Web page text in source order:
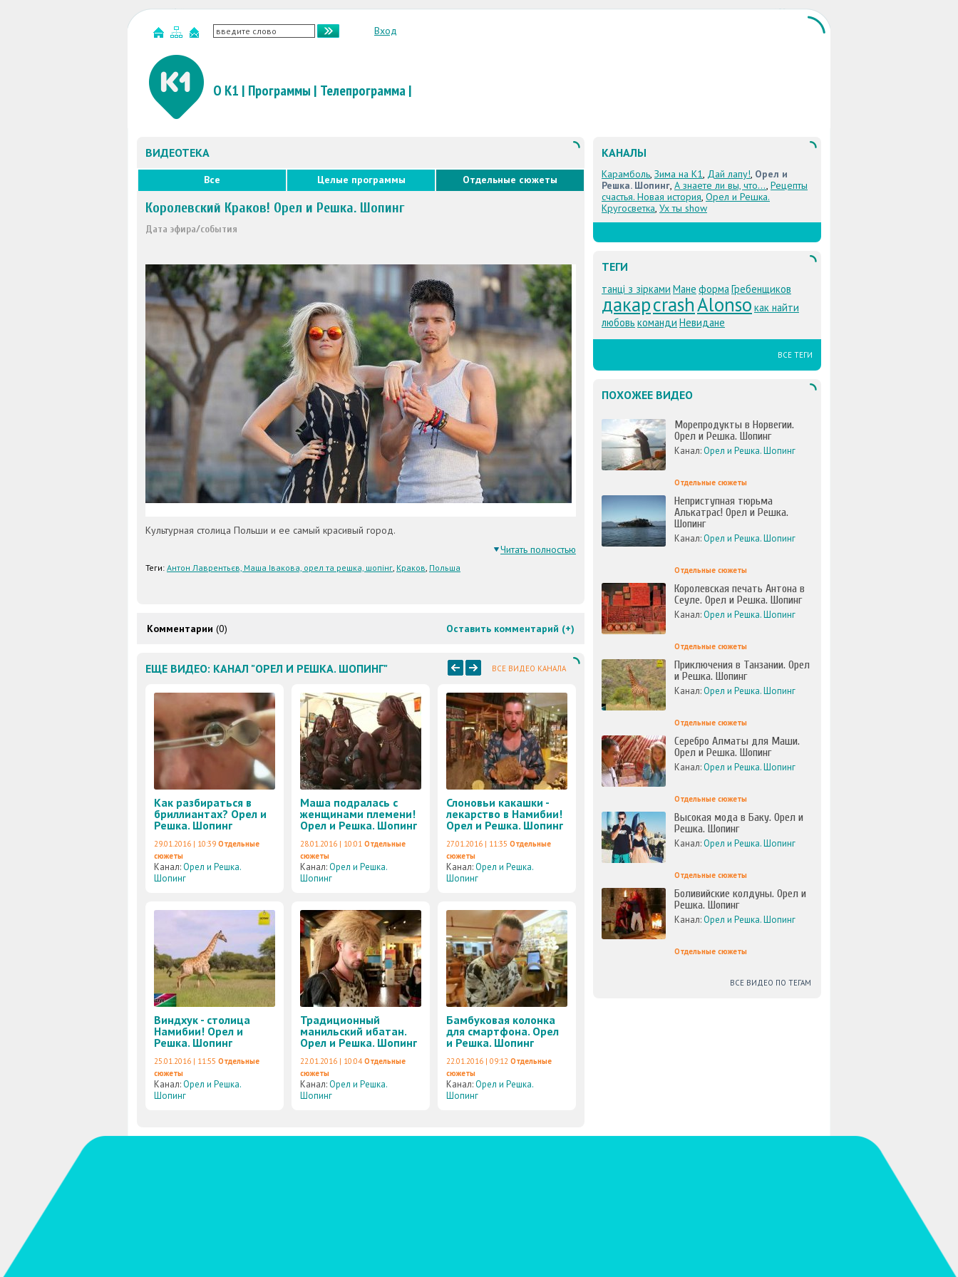
Вход
О К1 | Программы | Телепрограмма|
ВИДЕОТЕКА
Все Целые программы Отдельные сюжеты
Королевский Краков! Орел и Решка. Шопинг
Дата эфира/события
Культурная столица Польши и ее самый красивый город.
Читать полностью
Теги: Антон Лаврентьєв, Маша Івакова, орел та решка, шопінг, Краков, Польша
Оставить комментарий (+)
Комментарии (0)
ВСЕ ВИДЕО КАНАЛА
ЕЩЕ ВИДЕО: КАНАЛ "ОРЕЛ И РЕШКА. ШОПИНГ"
Как разбираться в
бриллиантах? Орел и
Решка. Шопинг
29.01.2016 | 10:39 Отдельные
сюжеты
Канал:Орел и Решка.
Шопинг
Маша подралась с
женщинами племени!
Орел и Решка. Шопинг
28.01.2016 | 10:01 Отдельные
сюжеты
Канал:Орел и Решка.
Шопинг
Слоновьи какашки -
лекарство в Намибии!
Орел и Решка. Шопинг
27.01.2016 | 11:35 Отдельные
сюжеты
Канал:Орел и Решка.
Шопинг
Виндхук - столица
Намибии! Орел и
Решка. Шопинг
25.01.2016 | 11:55 Отдельные
сюжеты
Канал:Орел и Решка.
Шопинг
Традиционный
манильский ибатан.
Орел и Решка. Шопинг
22.01.2016 | 10:04 Отдельные
сюжеты
Канал:Орел и Решка.
Шопинг
Бамбуковая колонка
для смартфона. Орел
и Решка. Шопинг
22.01.2016 | 09:12 Отдельные
сюжеты
Канал:Орел и Решка.
Шопинг
КАНАЛЫ
Карамболь, Зима на К1, Дай лапу!, Орел и
Решка. Шопинг, А знаете ли вы, что..., Рецепты
счастья. Новая история, Орел и Решка.
Кругосветка, Ух ты show
ТЕГИ
танці з зірками Мане формаГребенщиков
дакарcrashAlonso как найти
любовь команди Невидане
ВСЕ ТЕГИ
ПОХОЖЕЕ ВИДЕО
Морепродукты в Норвегии.
Орел и Решка. Шопинг
Канал:Орел и Решка. Шопинг
Отдельные сюжеты
Неприступная тюрьма
Алькатрас! Орел и Решка.
Шопинг
Канал:Орел и Решка. Шопинг
Отдельные сюжеты
Королевская печать Антона в
Сеуле. Орел и Решка. Шопинг
Канал:Орел и Решка. Шопинг
Отдельные сюжеты
Приключения в Танзании. Орел
и Решка. Шопинг
Канал:Орел и Решка. Шопинг
Отдельные сюжеты
Серебро Алматы для Маши.
Орел и Решка. Шопинг
Канал:Орел и Решка. Шопинг
Отдельные сюжеты
Высокая мода в Баку. Орел и
Решка. Шопинг
Канал:Орел и Решка. Шопинг
Отдельные сюжеты
Боливийские колдуны. Орел и
Решка. Шопинг
Канал:Орел и Решка. Шопинг
Отдельные сюжеты
ВСЕ ВИДЕО ПО ТЕГАМ